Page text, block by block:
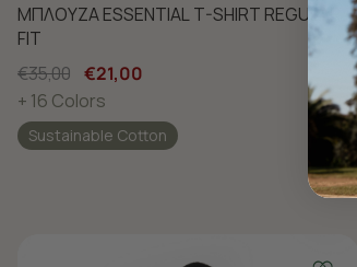
ΜΠΛΟΥΖΑ ESSENTIAL T-SHIRT REGULAR
FIT
€35,00 €21,00
+ 16 Colors
Sustainable Cotton